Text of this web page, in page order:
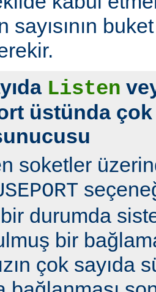
buket
Listen
üstünda çok
soketler
durumda
bir
çok sayıda